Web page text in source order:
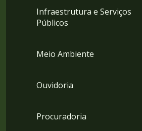
Infraestrutura e Serviços
Públicos
Meio Ambiente
Ouvidoria
Procuradoria